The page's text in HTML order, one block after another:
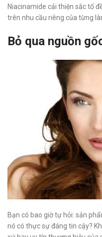
Niacinamide cải thiện sắc tố
trên nhu cầu riêng của từng
Bỏ qua nguồn
Bạn có bao giờ tự hỏi: sản
nó có thực sự đáng tin cậy?